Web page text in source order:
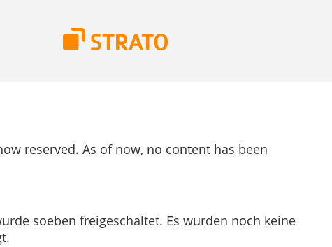
reserved. As of now, no content has been
soeben freigeschaltet. Es wurden noch keine